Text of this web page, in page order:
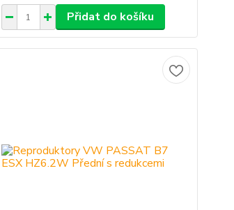
Přidat do košíku